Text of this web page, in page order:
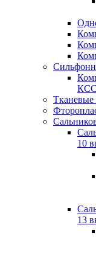
Тканевые
10
13